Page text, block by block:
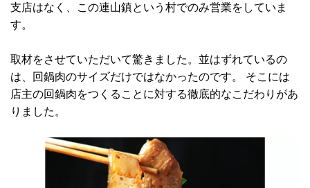
支店はなく、この連山鎮という村でのみ営業をしていま
す。
取材をさせていただいて驚きました。並はずれているの
は、回鍋肉のサイズだけではなかったのです。 そこには
店主の回鍋肉をつくることに対する徹底的なこだわりがあ
りました。